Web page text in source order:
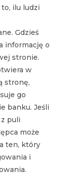
ilu ludzi
Gdzieś
informację o
stronie.
w
stronę,
go
banku. Jeśli
puli
może
ten, który
i